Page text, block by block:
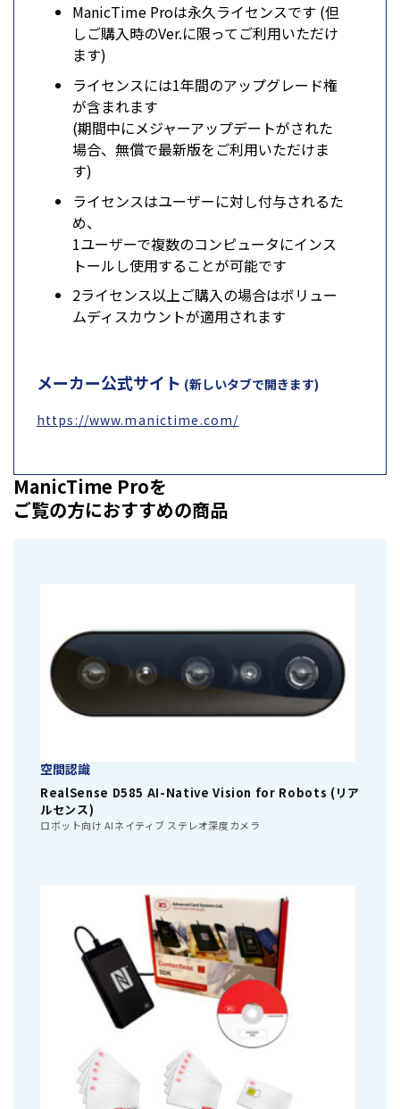
ManicTime Proは永久ライセンスです (但
しご購入時のVer.に限ってご利用いただけ
ます)
ライセンスには1年間のアップグレード権
が含まれます
(期間中にメジャーアップデートがされた
場合、無償で最新版をご利用いただけま
す)
ライセンスはユーザーに対し付与されるた
め、
1ユーザーで複数のコンピュータにインス
トールし使用することが可能です
2ライセンス以上ご購入の場合はボリュー
ムディスカウントが適用されます
メーカー公式サイト (新しいタブで開きます)
https://www.manictime.com/
ManicTime Proを
ご覧の方におすすめの商品
空間認識
RealSense D585 AI-Native Vision for Robots (リア
ルセンス)
ロボット向け AIネイティブ ステレオ深度カメラ